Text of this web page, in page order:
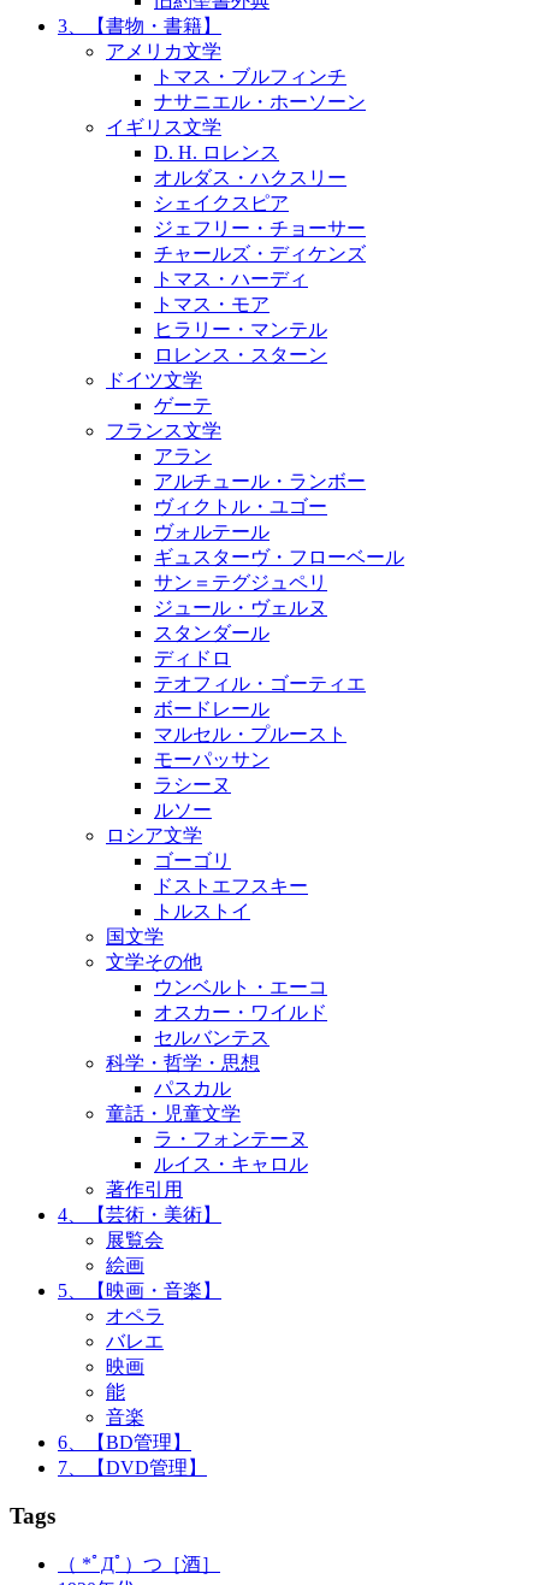
3、【書物・書籍】
アメリカ文学
トマス・ブルフィンチ
ナサニエル・ホーソーン
イギリス文学
D. H. ロレンス
オルダス・ハクスリー
シェイクスピア
ジェフリー・チョーサー
チャールズ・ディケンズ
トマス・ハーディ
トマス・モア
ヒラリー・マンテル
ロレンス・スターン
ドイツ文学
ゲーテ
フランス文学
アラン
アルチュール・ランボー
ヴィクトル・ユゴー
ヴォルテール
ギュスターヴ・フローベール
サン＝テグジュペリ
ジュール・ヴェルヌ
スタンダール
ディドロ
テオフィル・ゴーティエ
ボードレール
マルセル・プルースト
モーパッサン
ラシーヌ
ルソー
ロシア文学
ゴーゴリ
ドストエフスキー
トルストイ
国文学
文学その他
ウンベルト・エーコ
オスカー・ワイルド
セルバンテス
科学・哲学・思想
パスカル
童話・児童文学
ラ・フォンテーヌ
ルイス・キャロル
著作引用
4、【芸術・美術】
展覧会
絵画
5、【映画・音楽】
オペラ
バレエ
映画
能
音楽
6、【BD管理】
7、【DVD管理】
Tags
（ *ﾟДﾟ）つ［酒］